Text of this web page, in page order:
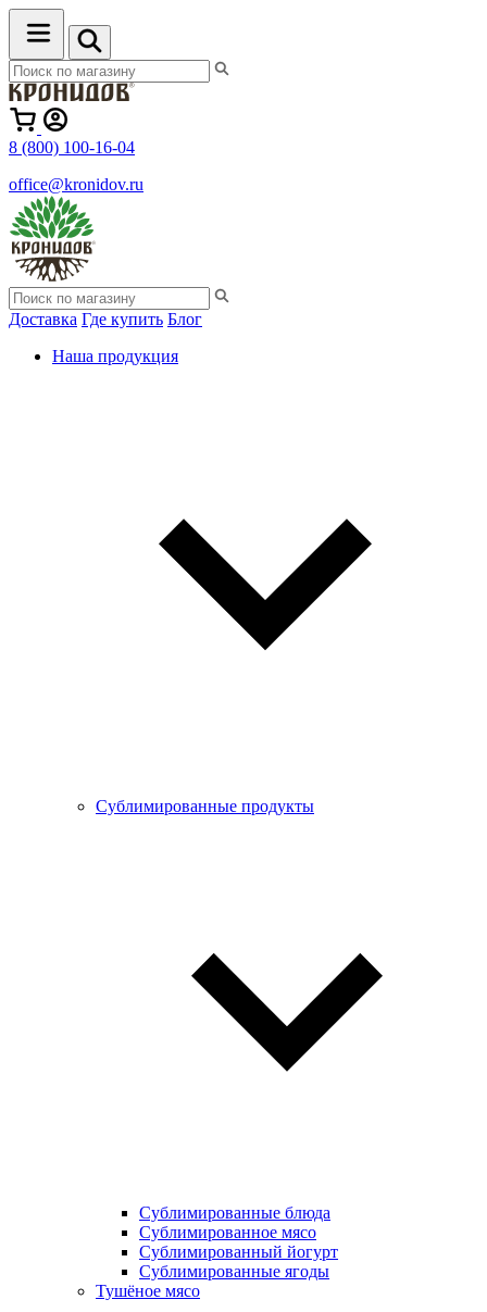
8 (800) 100-16-04
office@kronidov.ru
Доставка Где купить Блог
Наша продукция
Сублимированные продукты
Сублимированные блюда
Cублимированное мясо
Сублимированный йогурт
Сублимированные ягоды
Тушёное мясо